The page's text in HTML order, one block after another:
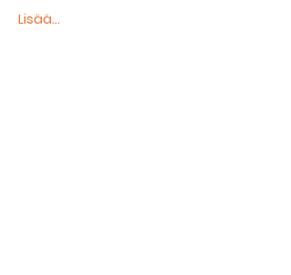
Lisää...